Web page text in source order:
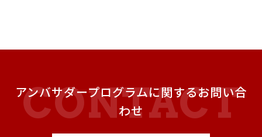
アンバサダープログラムに関するお問い合
わせ